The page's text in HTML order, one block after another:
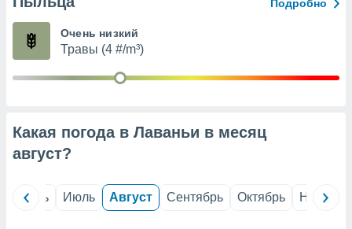
из
Подробно
Очень низкий
Травы (4 #/m³)
Какая погода в Лаваньи в месяц
август?
Июнь Июль Август Сентябрь Октябрь Ноябрь